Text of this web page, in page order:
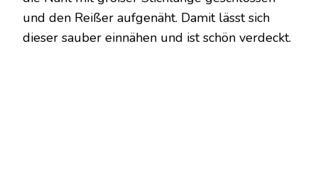
und den Reißer aufgenäht. Damit lässt sich
dieser sauber einnähen und ist schön verdeckt.